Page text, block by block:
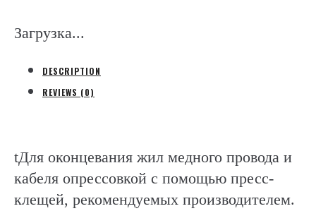
GmbH)
Загрузка...
DESCRIPTION
REVIEWS (0)
tДля оконцевания жил медного провода и
кабеля опрессовкой с помощью пресс-
клещей, рекомендуемых производителем.